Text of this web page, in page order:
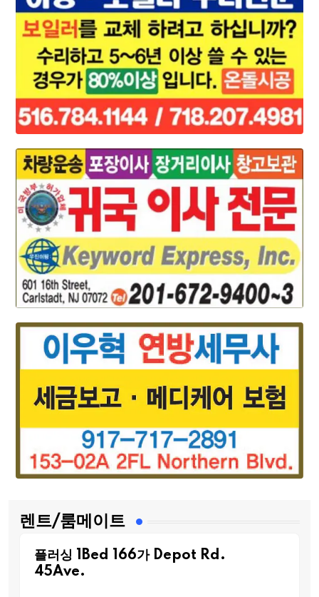
렌트/룸메이트
플러싱 1Bed 166가 Depot Rd.
45Ave.